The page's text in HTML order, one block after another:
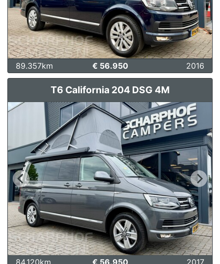
89.357km € 56.950 2016
T6 California 204 DSG 4M